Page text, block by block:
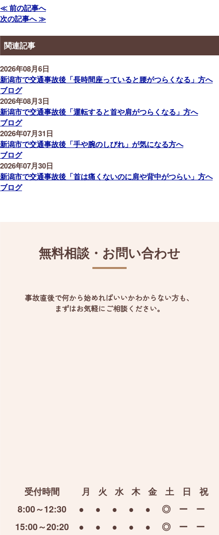
≪ 前の記事へ
次の記事へ ≫
関連記事
2026年08月6日
新潟市で交通事故後「長時間座っていると腰がつらくなる」方へ
ブログ
2026年08月3日
新潟市で交通事故後「運転すると首や肩がつらくなる」方へ
ブログ
2026年07月31日
新潟市で交通事故後「手や腕のしびれ」が気になる方へ
ブログ
2026年07月30日
新潟市で交通事故後「首は痛くないのに肩や背中がつらい」方へ
ブログ
無料相談・お問い合わせ
事故直後で何から始めればいいかわからない方も、
まずはお気軽にご相談ください。
受付時間 月 火 水 木 金 土 日
祝
8:00～12:30
● ● ● ● ● ◎ ー
ー
15:00～20:20
● ● ● ● ● ◎ ー ー